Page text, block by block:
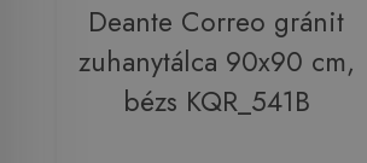
Deante Correo gránit
zuhanytálca 90x90 cm,
bézs KQR_541B